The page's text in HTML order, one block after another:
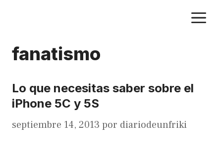
fanatismo
Lo que necesitas saber sobre el
iPhone 5C y 5S
septiembre 14, 2013 por diariodeunfriki